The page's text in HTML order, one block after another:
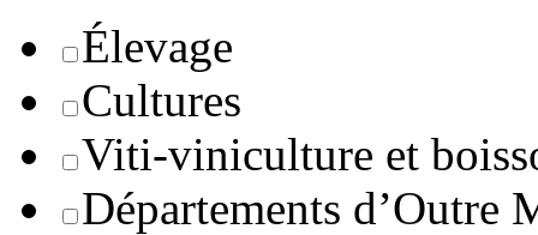
Élevage
Cultures
Viti-viniculture et
Départements d’Outre